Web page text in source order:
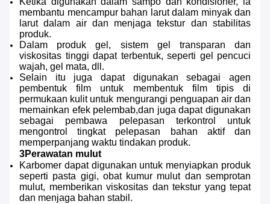
membantu mencampur bahan larut dalam minyak dan
larut dalam air dan menjaga tekstur dan stabilitas
produk.
Dalam produk gel, sistem gel transparan dan
viskositas tinggi dapat terbentuk, seperti gel pencuci
wajah, gel mata, dll.
Selain itu juga dapat digunakan sebagai agen
pembentuk film untuk membentuk film tipis di
permukaan kulit untuk mengurangi penguapan air dan
memainkan efek pelembab,dan juga dapat digunakan
sebagai pembawa pelepasan terkontrol untuk
mengontrol tingkat pelepasan bahan aktif dan
memperpanjang waktu tindakan produk.
3Perawatan mulut
Karbomer dapat digunakan untuk menyiapkan produk
seperti pasta gigi, obat kumur mulut dan semprotan
mulut, memberikan viskositas dan tekstur yang tepat
dan menjaga bahan stabil.